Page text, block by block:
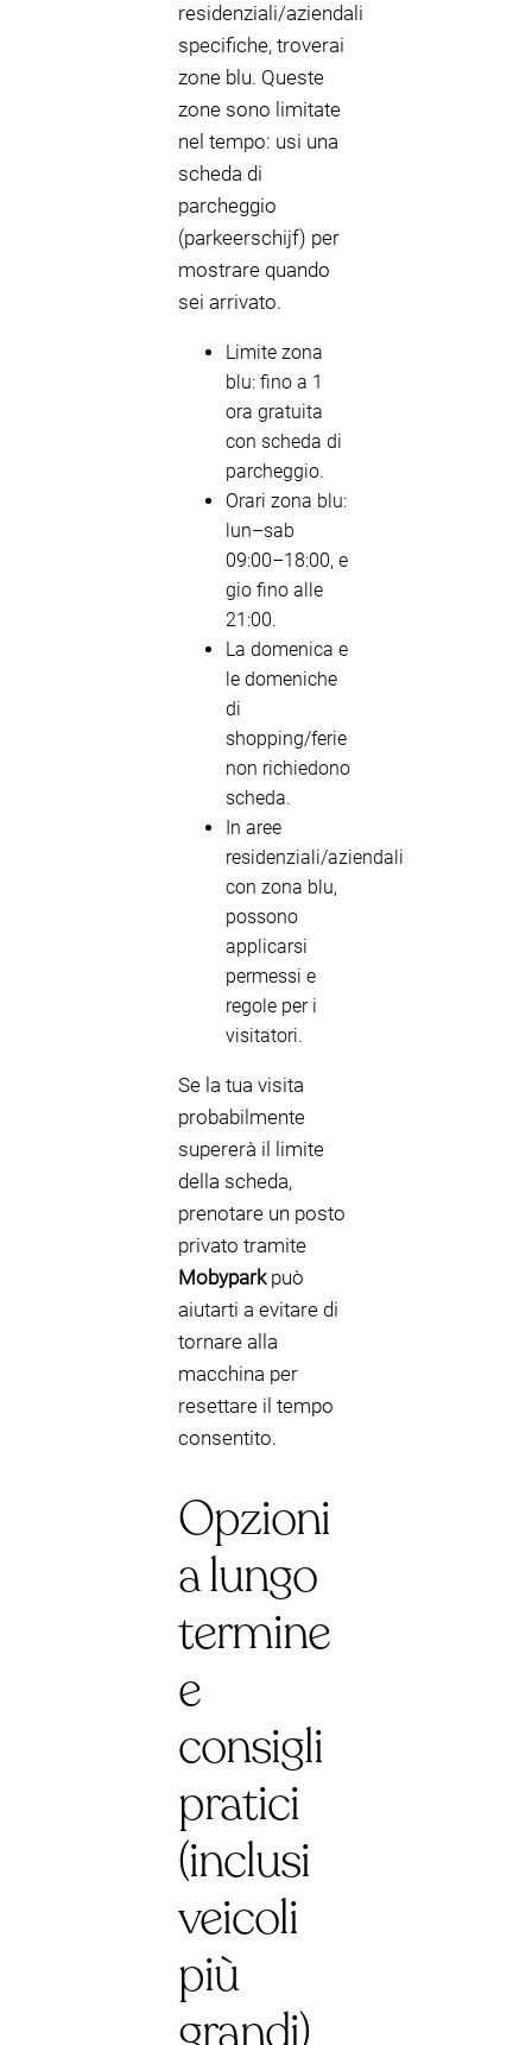
residenziali/aziendali
specifiche, troverai
zone blu. Queste
zone sono limitate
nel tempo: usi una
scheda di
parcheggio
(parkeerschijf) per
mostrare quando
sei arrivato.
Limite zona
blu: fino a 1
ora gratuita
con scheda di
parcheggio.
Orari zona blu:
lun–sab
09:00–18:00, e
gio fino alle
21:00.
La domenica e
le domeniche
di
shopping/ferie
non richiedono
scheda.
In aree
residenziali/aziendali
con zona blu,
possono
applicarsi
permessi e
regole per i
visitatori.
Se la tua visita
probabilmente
supererà il limite
della scheda,
prenotare un posto
privato tramite
Mobyparkpuò
aiutarti a evitare di
tornare alla
macchina per
resettare il tempo
consentito.
Opzioni
a lungo
termine
e
consigli
pratici
(inclusi
veicoli
più